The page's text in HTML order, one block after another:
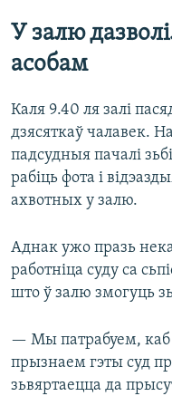
У залю
асобам
Каля 9.40 ля залі
дзясяткаў чалавек.
падсудныя пачалі
рабіць фота і
ахвотных у залю.
Аднак ужо празь
работніца суду са
што ў залю змогуць
— Мы патрабуем, каб
прызнаем гэты суд
зьвяртаецца да